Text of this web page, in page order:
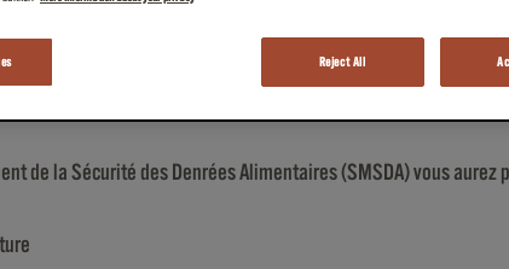
de la Sécurité des Denrées Alimentaires (SMSDA) vous aurez
Reject All